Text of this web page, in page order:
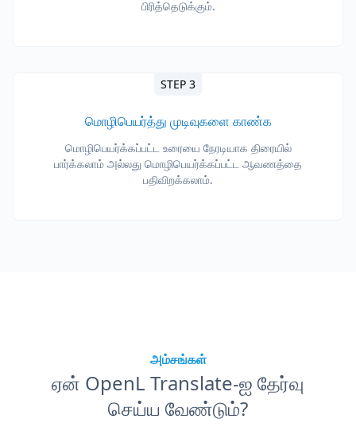
பிரித்தெடுக்கும்.
STEP 3
மொழிபெயர்த்து முடிவுகளை காண்க
மொழிபெயர்க்கப்பட்ட உரையை நேரடியாக திரையில்
பார்க்கலாம் அல்லது மொழிபெயர்க்கப்பட்ட ஆவணத்தை
பதிவிறக்கலாம்.
அம்சங்கள்
ஏன் OpenL Translate-ஐ தேர்வு
செய்ய வேண்டும்?